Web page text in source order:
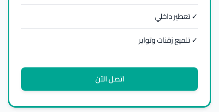
✓ تعطير داخلي
✓ تلميع زقنات وتواير
اتصل الآن